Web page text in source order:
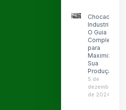
Chocadeira
Industrial:
O Guia
Completo
para
Maximizar
Sua
Produção
5 de
dezembro
de 2024